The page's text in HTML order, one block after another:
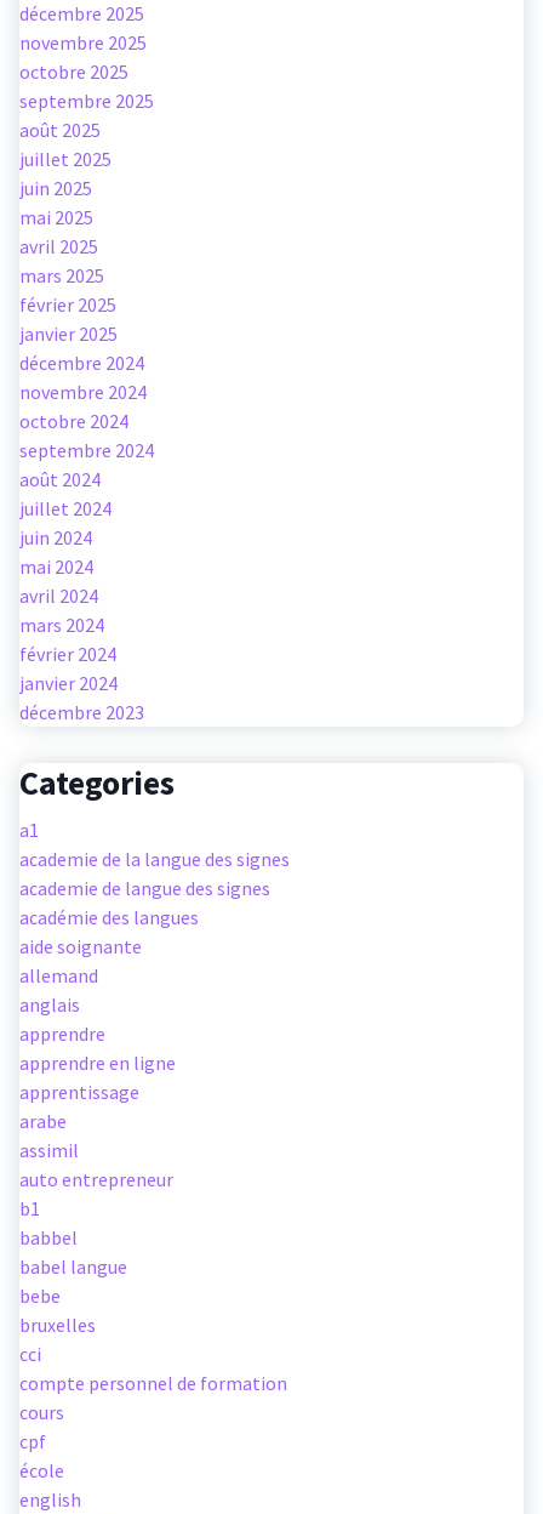
décembre 2025
novembre 2025
octobre 2025
septembre 2025
août 2025
juillet 2025
juin 2025
mai 2025
avril 2025
mars 2025
février 2025
janvier 2025
décembre 2024
novembre 2024
octobre 2024
septembre 2024
août 2024
juillet 2024
juin 2024
mai 2024
avril 2024
mars 2024
février 2024
janvier 2024
décembre 2023
Categories
a1
academie de la langue des signes
academie de langue des signes
académie des langues
aide soignante
allemand
anglais
apprendre
apprendre en ligne
apprentissage
arabe
assimil
auto entrepreneur
b1
babbel
babel langue
bebe
bruxelles
cci
compte personnel de formation
cours
cpf
école
english